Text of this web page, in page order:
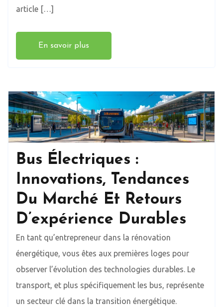
article […]
En savoir plus
Bus Électriques :
Innovations, Tendances
Du Marché Et Retours
D’expérience Durables
En tant qu’entrepreneur dans la rénovation
énergétique, vous êtes aux premières loges pour
observer l’évolution des technologies durables. Le
transport, et plus spécifiquement les bus, représente
un secteur clé dans la transition énergétique.